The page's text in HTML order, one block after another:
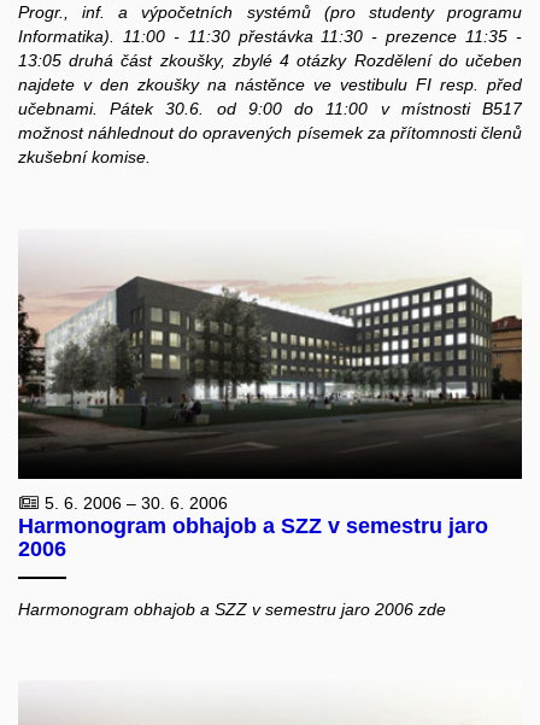
Progr., inf. a výpočetních systémů (pro studenty programu
Informatika). 11:00 - 11:30 přestávka 11:30 - prezence 11:35 -
13:05 druhá část zkoušky, zbylé 4 otázky Rozdělení do učeben
najdete v den zkoušky na nástěnce ve vestibulu FI resp. před
učebnami. Pátek 30.6. od 9:00 do 11:00 v místnosti B517
možnost náhlednout do opravených písemek za přítomnosti členů
zkušební komise.
5. 6. 2006 – 30. 6. 2006
Harmonogram obhajob a SZZ v semestru jaro
2006
Harmonogram obhajob a SZZ v semestru jaro 2006 zde